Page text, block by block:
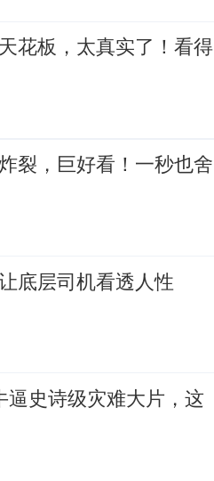
花板，太真实了！看得
裂，巨好看！一秒也舍
底层司机看透人性
史诗级灾难大片，这